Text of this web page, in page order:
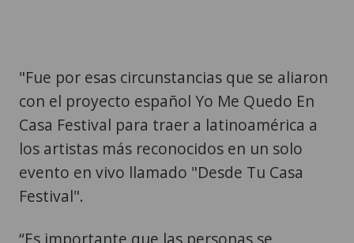
"Fue por esas circunstancias que se aliaron
con el proyecto español Yo Me Quedo En
Casa Festival para traer a latinoamérica a
los artistas más reconocidos en un solo
evento en vivo llamado "Desde Tu Casa
Festival".